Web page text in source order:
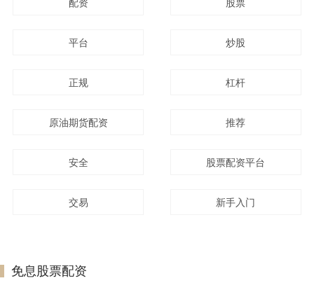
平台 炒股
正规 杠杆
原油期货配资 推荐
安全 股票配资平台
交易 新手入门
免息股票配资